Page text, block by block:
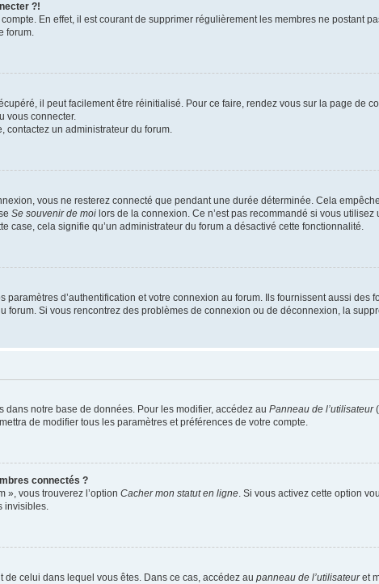
?!
En effet, il est courant de supprimer régulièrement les membres ne postant
forum.
il peut facilement être réinitialisé. Pour ce faire, rendez vous sur la page de
vous connecter.
contactez un administrateur du forum.
vous ne resterez connecté que pendant une durée déterminée. Cela
Se souvenir de moi lors de la connexion. Ce n’est pas recommandé si vous
case, cela signifie qu’un administrateur du forum a désactivé cette fonctionnalité.
d’authentification et votre connexion au forum. Ils fournissent aussi
forum. Si vous rencontrez des problèmes de connexion ou de déconnexion, la
notre base de données. Pour les modifier, accédez au Panneau de l’utilisateur
de modifier tous les paramètres et préférences de votre compte.
connectés ?
», vous trouverez l’option Cacher mon statut en ligne. Si vous activez cette option
invisibles.
de celui dans lequel vous êtes. Dans ce cas, accédez au panneau de l’utilisateuret